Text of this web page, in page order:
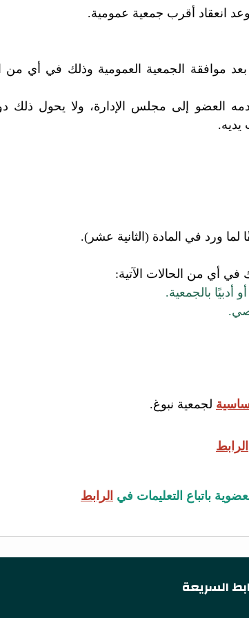
موافقة الجمعية العمومية وذلك في أي من
يديه.
بالجمعية.
لجمعية نبوغ.
الرابط
باتباع التعليمات في الرابط
السريعة